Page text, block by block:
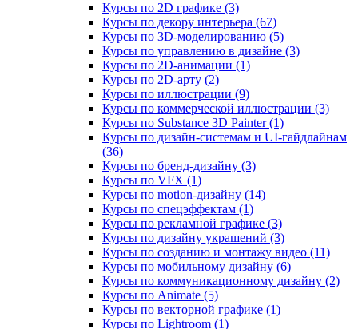
Курсы по 2D графике (3)
Курсы по декору интерьера (67)
Курсы по 3D‑моделированию (5)
Курсы по управлению в дизайне (3)
Курсы по 2D‑анимации (1)
Курсы по 2D‑арту (2)
Курсы по иллюстрации (9)
Курсы по коммерческой иллюстрации (3)
Курсы по Substance 3D Painter (1)
Курсы по дизайн-системам и UI-гайдлайнам
(36)
Курсы по бренд‑дизайну (3)
Курсы по VFX (1)
Курсы по motion-дизайну (14)
Курсы по спецэффектам (1)
Курсы по рекламной графике (3)
Курсы по дизайну украшений (3)
Курсы по созданию и монтажу видео (11)
Курсы по мобильному дизайну (6)
Курсы по коммуникационному дизайну (2)
Курсы по Animate (5)
Курсы по векторной графике (1)
Курсы по Lightroom (1)